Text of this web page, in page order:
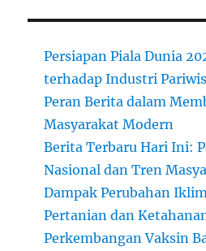
Persiapan Piala Dunia
terhadap Industri
Peran Berita dalam
Masyarakat Modern
Berita Terbaru Hari Ini:
Nasional dan Tren
Dampak Perubahan
Pertanian dan
Perkembangan Vaksin